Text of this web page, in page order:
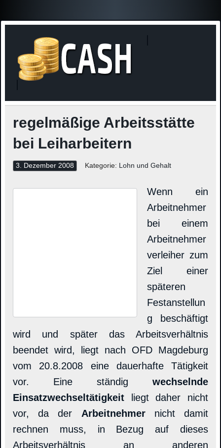
regelmäßige Arbeitsstätte
bei Leiharbeitern
3. Dezember 2008 Kategorie: Lohn und Gehalt
Wenn ein
Arbeitnehmer
bei einem
Arbeitnehmer
verleiher zum
Ziel einer
späteren
Festanstellun
g beschäftigt
wird und später das Arbeitsverhältnis
beendet wird, liegt nach OFD Magdeburg
vom 20.8.2008 eine dauerhafte Tätigkeit
vor. Eine ständig wechselnde
Einsatzwechseltätigkeit liegt daher nicht
vor, da der Arbeitnehmernicht damit
rechnen muss, in Bezug auf dieses
Arbeitsverhältnis an anderen